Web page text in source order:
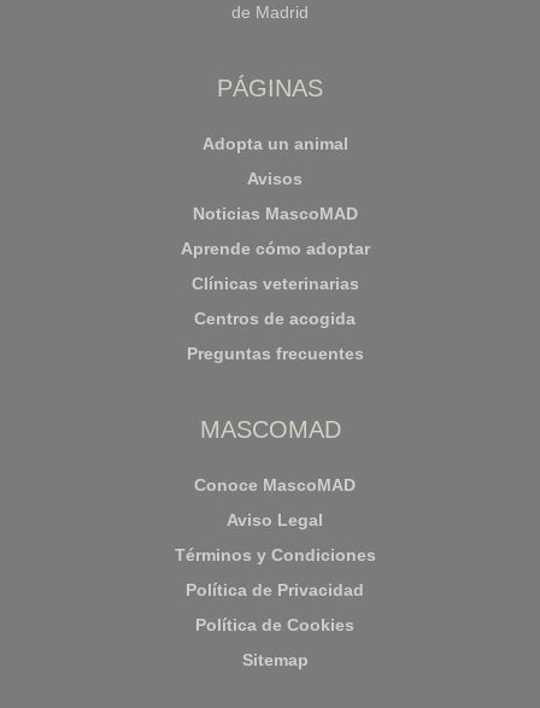
de Madrid
PÁGINAS
Adopta un animal
Avisos
Noticias MascoMAD
Aprende cómo adoptar
Clínicas veterinarias
Centros de acogida
Preguntas frecuentes
MASCOMAD
Conoce MascoMAD
Aviso Legal
Términos y Condiciones
Política de Privacidad
Política de Cookies
Sitemap